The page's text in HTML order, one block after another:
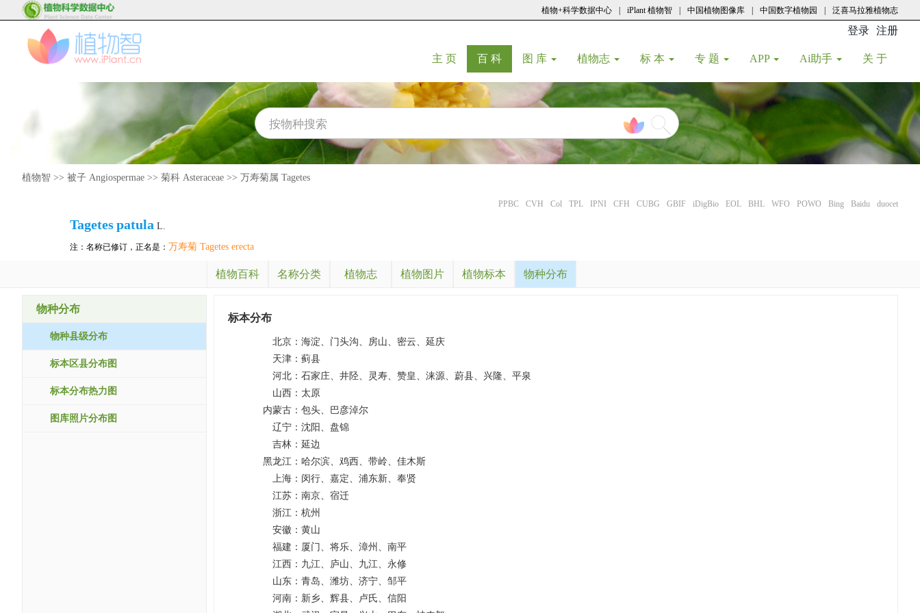
植物+科学数据中心 iPlant 植物智 中国植物图像库 中国数字植物园 泛喜马拉雅植物志
登录 注册
主 页(current)
百 科(current)
图 库 植物志 标 本 专 题 APP Ai助手 关 于
植物智 >> 被子 Angiospermae >> 菊科 Asteraceae >> 万寿菊属 Tagetes
PPBC CVH Col TPL IPNI CFH CUBG GBIF iDigBio EOL BHL WFO POWO Bing Baidu duocet
Tagetespatula L.
注：名称已修订，正名是： 万寿菊 Tagetes erecta
植物百科 名称分类 植物志 植物图片 植物标本 物种分布
物种分布
物种县级分布
标本区县分布图
标本分布热力图
图库照片分布图
标本分布
北京： 海淀、门头沟、房山、密云、延庆
天津： 蓟县
河北： 石家庄、井陉、灵寿、赞皇、涞源、蔚县、兴隆、平泉
山西： 太原
内蒙古： 包头、巴彦淖尔
辽宁： 沈阳、盘锦
吉林： 延边
黑龙江： 哈尔滨、鸡西、带岭、佳木斯
上海： 闵行、嘉定、浦东新、奉贤
江苏： 南京、宿迁
浙江： 杭州
安徽： 黄山
福建： 厦门、将乐、漳州、南平
江西： 九江、庐山、九江、永修
山东： 青岛、潍坊、济宁、邹平
河南： 新乡、辉县、卢氏、信阳